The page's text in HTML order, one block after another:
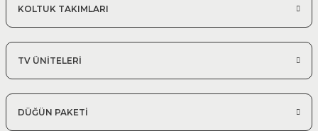
KOLTUK TAKIMLARI
TV ÜNİTELERİ
DÜĞÜN PAKETİ